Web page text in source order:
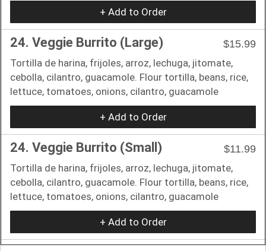
+ Add to Order
24. Veggie Burrito (Large)
$15.99
Tortilla de harina, frijoles, arroz, lechuga, jitomate,
cebolla, cilantro, guacamole. Flour tortilla, beans, rice,
lettuce, tomatoes, onions, cilantro, guacamole
+ Add to Order
24. Veggie Burrito (Small)
$11.99
Tortilla de harina, frijoles, arroz, lechuga, jitomate,
cebolla, cilantro, guacamole. Flour tortilla, beans, rice,
lettuce, tomatoes, onions, cilantro, guacamole
+ Add to Order